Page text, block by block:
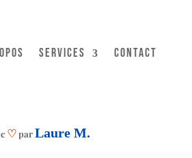
SERVICES CONTACT
♡parLaure M.